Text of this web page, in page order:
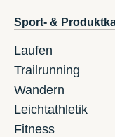
Sport- &
Laufen
Trailrunning
Wandern
Leichtathletik
Fitness